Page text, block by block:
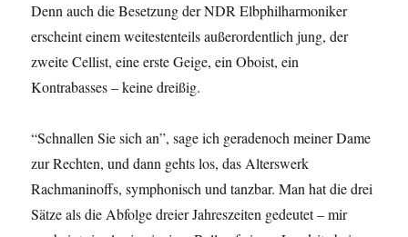
Denn auch die Besetzung der NDR Elbphilharmoniker
erscheint einem weitestenteils außerordentlich jung, der
zweite Cellist, eine erste Geige, ein Oboist, ein
Kontrabasses – keine dreißig.
“Schnallen Sie sich an”, sage ich geradenoch meiner Dame
zur Rechten, und dann gehts los, das Alterswerk
Rachmaninoffs, symphonisch und tanzbar. Man hat die drei
Sätze als die Abfolge dreier Jahreszeiten gedeutet – mir